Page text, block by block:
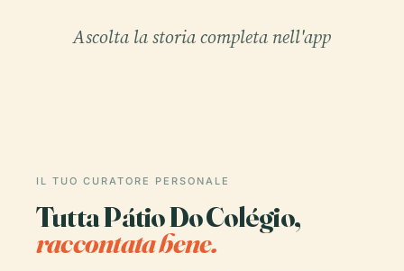
Ascolta la storia completa nell'app
IL TUO CURATORE PERSONALE
Tutta Pátio Do Colégio,
raccontata bene.